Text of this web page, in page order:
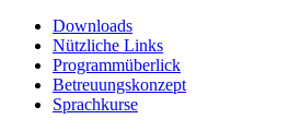
Downloads
Nützliche Links
Programmüberlick
Betreuungskonzept
Sprachkurse